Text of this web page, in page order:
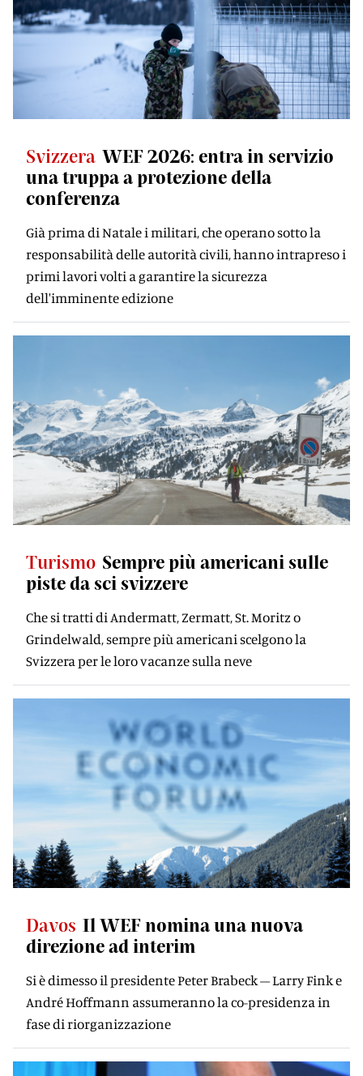
Svizzera WEF 2026: entra in servizio
una truppa a protezione della
conferenza
Già prima di Natale i militari, che operano sotto la
responsabilità delle autorità civili, hanno intrapreso i
primi lavori volti a garantire la sicurezza
dell'imminente edizione
Turismo Sempre più americani sulle
piste da sci svizzere
Che si tratti di Andermatt, Zermatt, St. Moritz o
Grindelwald, sempre più americani scelgono la
Svizzera per le loro vacanze sulla neve
Davos Il WEF nomina una nuova
direzione ad interim
Si è dimesso il presidente Peter Brabeck – Larry Fink e
André Hoffmann assumeranno la co-presidenza in
fase di riorganizzazione